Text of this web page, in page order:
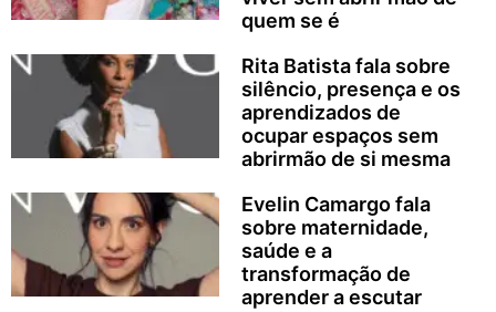
quem se é
Rita Batista fala sobre
silêncio, presença e os
aprendizados de
ocupar espaços sem
abrirmão de si mesma
Evelin Camargo fala
sobre maternidade,
saúde e a
transformação de
aprender a escutar